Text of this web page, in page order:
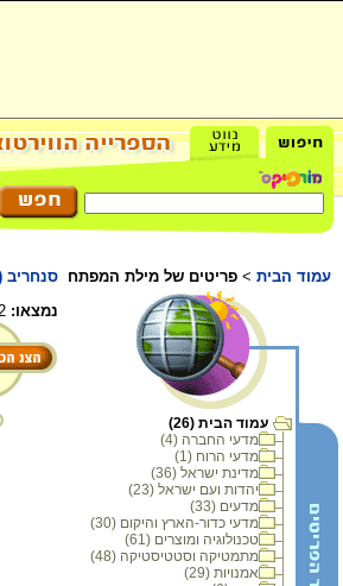
עמוד הבית > פריטים של מילת המפתח סנחריב
עמוד הבית (26)
מדעי החברה (4)
מדעי הרוח (1)
מדינת ישראל (36)
יהדות ועם ישראל (23)
מדעים (33)
מדעי כדור-הארץ והיקום (30)
טכנולוגיה ומוצרים (61)
מתמטיקה וסטטיסטיקה (48)
אמנויות (29)
נמצאו: